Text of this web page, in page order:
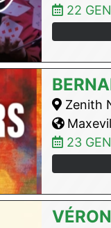
22
Zenith
23